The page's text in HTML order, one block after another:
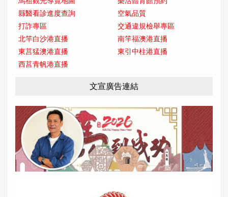
縣醫看診進度查詢
空氣品質
打詐專區
交通違規檢舉專區
北竿白沙港直播
南竿福澳港直播
東莒猛澳港直播
東引中柱港直播
西莒青帆港直播
文宣廣告連結